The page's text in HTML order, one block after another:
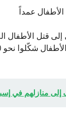
عمداً
إلى قتل الأطفال
إلى منازلهم في